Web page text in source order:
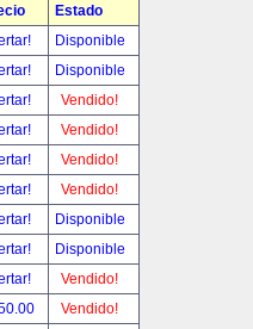
Estado
Disponible
Disponible
Vendido!
Vendido!
Vendido!
Vendido!
Disponible
Disponible
Vendido!
Vendido!